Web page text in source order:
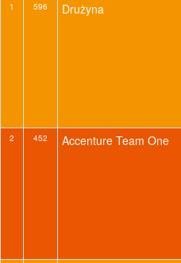
1
596 Drużyna
2 452 Accenture Team One